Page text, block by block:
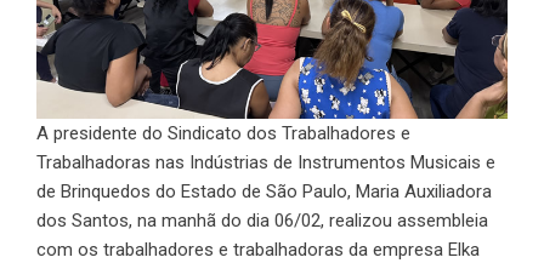
A presidente do Sindicato dos Trabalhadores e
Trabalhadoras nas Indústrias de Instrumentos Musicais e
de Brinquedos do Estado de São Paulo, Maria Auxiliadora
dos Santos, na manhã do dia 06/02, realizou assembleia
com os trabalhadores e trabalhadoras da empresa Elka